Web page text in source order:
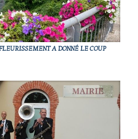
A DONNÉ LE COUP